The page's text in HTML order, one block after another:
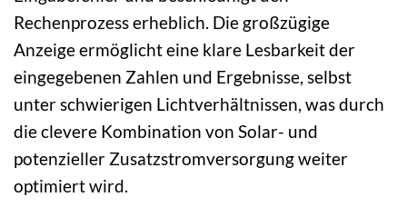
Rechenprozess erheblich. Die großzügige
Anzeige ermöglicht eine klare Lesbarkeit der
eingegebenen Zahlen und Ergebnisse, selbst
unter schwierigen Lichtverhältnissen, was durch
die clevere Kombination von Solar- und
potenzieller Zusatzstromversorgung weiter
optimiert wird.